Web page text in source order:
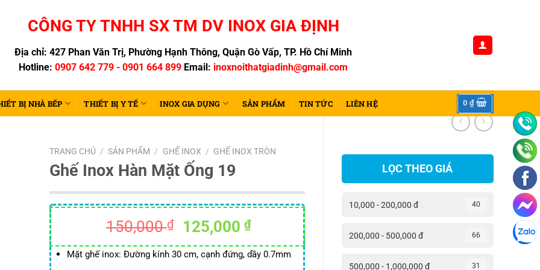
CÔNG TY TNHH SX TM DV INOX GIA ĐỊNH
Địa chỉ: 427 Phan Văn Trị, Phường Hạnh Thông, Quận Gò Vấp, TP. Hồ Chí Minh
Hotline: 0907 642 779 - 0901 664 899 Email: inoxnoithatgiadinh@gmail.com
BỊ NHÀ BẾP THIẾT BỊ Y TẾ INOX GIA DỤNG SẢN PHẨM TIN TỨC LIÊN HỆ 0 ₫
LỌC THEO GIÁ
10,000 - 200,000 đ 40
200,000 - 500,000 đ 66
500,000 - 1,000,000 đ 31
TRANG CHỦ / SẢN PHẨM / GHẾ INOX / GHẾ INOX TRÒN
Ghế Inox Hàn Mặt Ống 19
150,000₫
Giá
gốc
là:
125,000 ₫Giá
hiện
tại
Mặt ghế inox: Đường kính 30 cm, cạnh đứng, dầy 0.7mm